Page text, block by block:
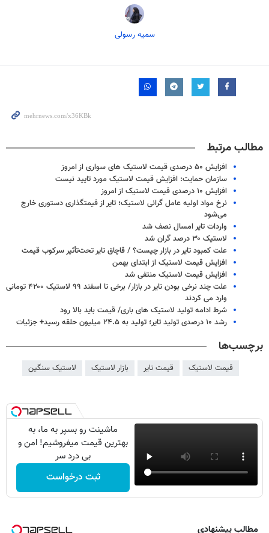
سمیه رسولی
مطالب مرتبط
افزایش ۵۰ درصدی قیمت لاستیک های سواری از امروز
سازمان حمایت: افزایش قیمت لاستیک مورد تایید نیست
افزایش ۱۰ درصدی قیمت لاستیک از امروز
نرخ مواد اولیه عامل گرانی لاستیک؛ تایر از قیمتگذاری دستوری خارج
می‌شود
واردات تایر امسال نصف شد
لاستیک ۳۰ درصد گران شد
علت کمبود تایر در بازار چیست؟ / قاچاق تایر تحت‌تأثیر سرکوب قیمت
افزایش قیمت لاستیک از ابتدای بهمن
افزایش قیمت لاستیک منتفی شد
علت چند نرخی بودن تایر در بازار/ برخی تا اسفند ۹۹ لاستیک ۴۲۰۰ تومانی
وارد می کردند
شرط ادامه تولید لاستیک های باری/ قیمت باید بالا رود
رشد ۱۰ درصدی تولید تایر؛ تولید به ۲۴.۵ میلیون حلقه رسید+ جزئیات
برچسب‌ها
قیمت لاستیک قیمت تایر بازار لاستیک لاستیک سنگین
ماشینت رو بسپر به ما، به
بهترین قیمت میفروشیم! امن و
بی درد سر
ثبت درخواست
مطالب پیشنهادی